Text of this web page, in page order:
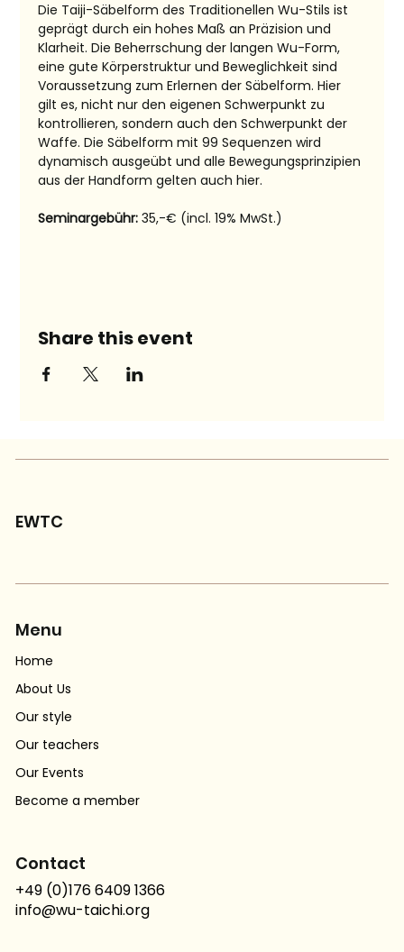
Die Taiji-Säbelform des Traditionellen Wu-Stils ist
geprägt durch ein hohes Maß an Präzision und
Klarheit. Die Beherrschung der langen Wu-Form,
eine gute Körperstruktur und Beweglichkeit sind
Voraussetzung zum Erlernen der Säbelform. Hier
gilt es, nicht nur den eigenen Schwerpunkt zu
kontrollieren, sondern auch den Schwerpunkt der
Waffe. Die Säbelform mit 99 Sequenzen wird
dynamisch ausgeübt und alle Bewegungsprinzipien
aus der Handform gelten auch hier.
Seminargebühr: 35,-€ (incl. 19% MwSt.)
Share this event
EWTC
Menu
Home
About Us
Our style
Our teachers
Our Events
Become a member
Contact
+49 (0)176 6409 1366
info@wu-taichi.org